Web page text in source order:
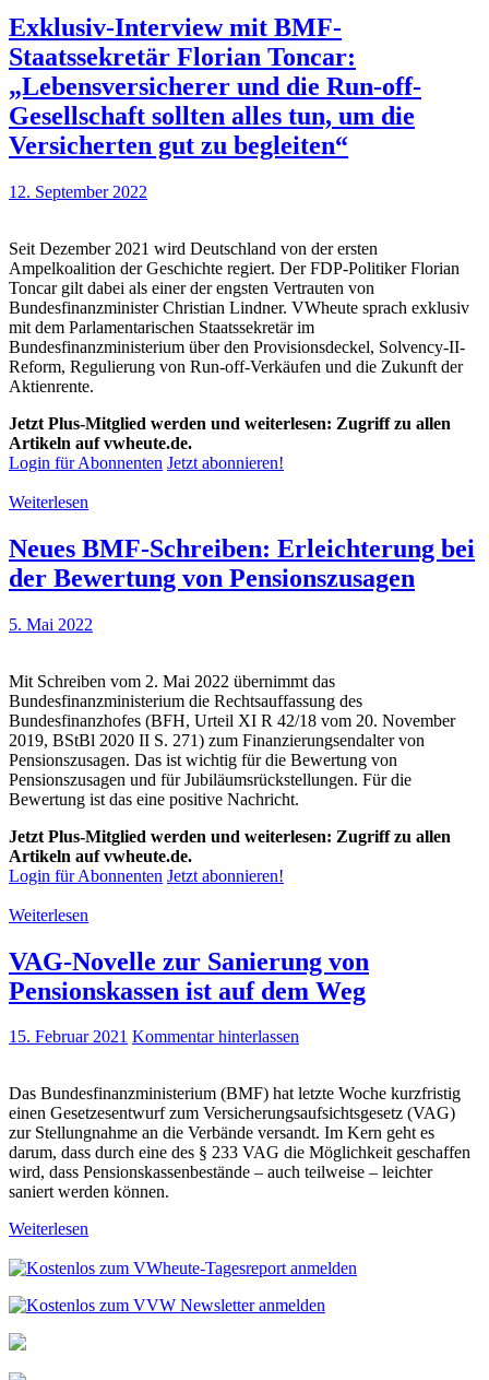
Exklusiv-Interview mit BMF-
Staatssekretär Florian Toncar:
„Lebensversicherer und die Run-off-
Gesellschaft sollten alles tun, um die
Versicherten gut zu begleiten“
12. September 2022
Seit Dezember 2021 wird Deutschland von der ersten
Ampelkoalition der Geschichte regiert. Der FDP-Politiker Florian
Toncar gilt dabei als einer der engsten Vertrauten von
Bundesfinanzminister Christian Lindner. VWheute sprach exklusiv
mit dem Parlamentarischen Staatssekretär im
Bundesfinanzministerium über den Provisionsdeckel, Solvency-II-
Reform, Regulierung von Run-off-Verkäufen und die Zukunft der
Aktienrente.
Jetzt Plus-Mitglied werden und weiterlesen: Zugriff zu allen
Artikeln auf vwheute.de.
Login für Abonnenten Jetzt abonnieren!
Weiterlesen
Neues BMF-Schreiben: Erleichterung bei
der Bewertung von Pensionszusagen
5. Mai 2022
Mit Schreiben vom 2. Mai 2022 übernimmt das
Bundesfinanzministerium die Rechtsauffassung des
Bundesfinanzhofes (BFH, Urteil XI R 42/18 vom 20. November
2019, BStBl 2020 II S. 271) zum Finanzierungsendalter von
Pensionszusagen. Das ist wichtig für die Bewertung von
Pensionszusagen und für Jubiläumsrückstellungen. Für die
Bewertung ist das eine positive Nachricht.
Jetzt Plus-Mitglied werden und weiterlesen: Zugriff zu allen
Artikeln auf vwheute.de.
Login für Abonnenten Jetzt abonnieren!
Weiterlesen
VAG-Novelle zur Sanierung von
Pensionskassen ist auf dem Weg
15. Februar 2021 Kommentar hinterlassen
Das Bundesfinanzministerium (BMF) hat letzte Woche kurzfristig
einen Gesetzesentwurf zum Versicherungsaufsichtsgesetz (VAG)
zur Stellungnahme an die Verbände versandt. Im Kern geht es
darum, dass durch eine des § 233 VAG die Möglichkeit geschaffen
wird, dass Pensionskassenbestände – auch teilweise – leichter
saniert werden können.
Weiterlesen